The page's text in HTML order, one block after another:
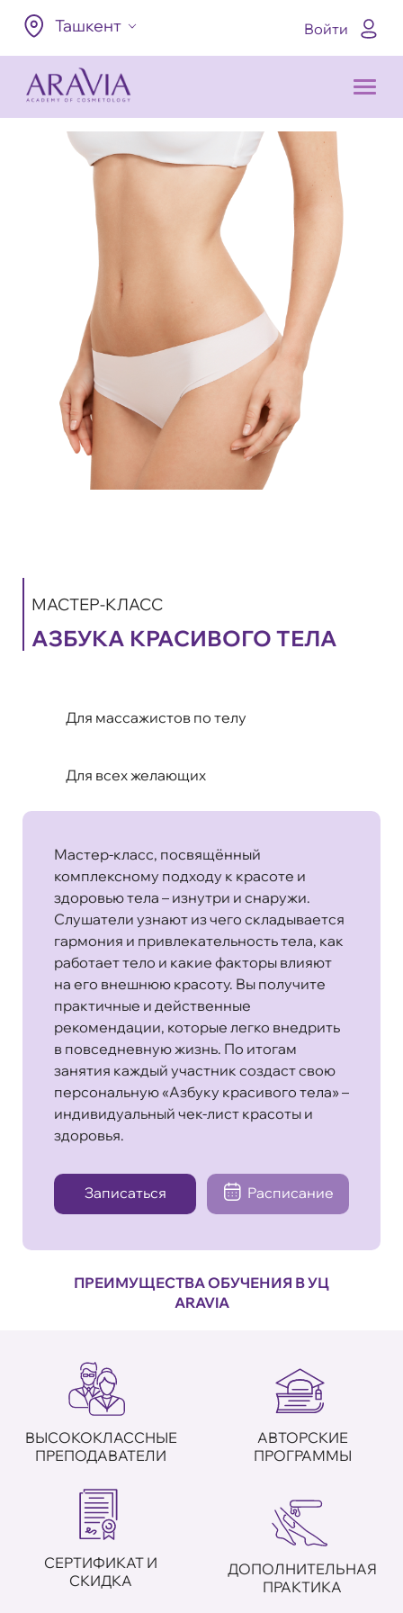
Ташкент Войти
МАСТЕР-КЛАСС
АЗБУКА КРАСИВОГО ТЕЛА
Для массажистов по телу
Для всех желающих
Мастер-класс, посвящённый
комплексному подходу к красоте и
здоровью тела – изнутри и снаружи.
Слушатели узнают из чего складывается
гармония и привлекательность тела, как
работает тело и какие факторы влияют
на его внешнюю красоту. Вы получите
практичные и действенные
рекомендации, которые легко внедрить
в повседневную жизнь. По итогам
занятия каждый участник создаст свою
персональную «Азбуку красивого тела» –
индивидуальный чек-лист красоты и
здоровья.
Записаться Расписание
ПРЕИМУЩЕСТВА ОБУЧЕНИЯ В УЦ
ARAVIA
ВЫСОКОКЛАССНЫЕ
ПРЕПОДАВАТЕЛИ
АВТОРСКИЕ
ПРОГРАММЫ
СЕРТИФИКАТ И
СКИДКА
ДОПОЛНИТЕЛЬНАЯ
ПРАКТИКА